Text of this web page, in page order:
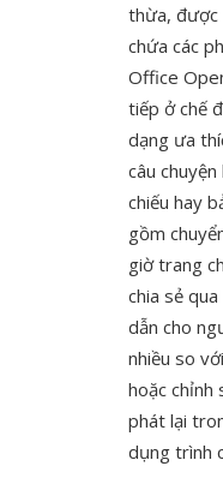
thừa, được
chứa các
Office
tiếp ở chế
dạng ưa
câu
chiếu hay
gồm
giờ trang
chia sẻ
dẫn cho
nhiều so
hoặc
phát lại
dụng trình